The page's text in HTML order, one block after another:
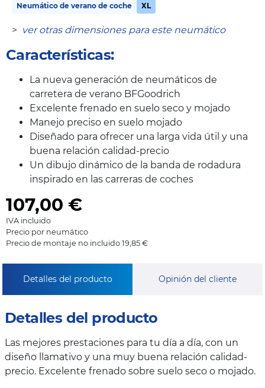
Neumático de verano de coche XL
> ver otras dimensiones para este neumático
Características:
La nueva generación de neumáticos de
carretera de verano BFGoodrich
Excelente frenado en suelo seco y mojado
Manejo preciso en suelo mojado
Diseñado para ofrecer una larga vida útil y una
buena relación calidad-precio
Un dibujo dinámico de la banda de rodadura
inspirado en las carreras de coches
107,00 €
IVA incluido
Precio por neumático
Precio de montaje no incluido 19,85 €
Detalles del producto Opinión del cliente
Detalles del producto
Las mejores prestaciones para tu día a día, con un
diseño llamativo y una muy buena relación calidad-
precio. Excelente frenado sobre suelo seco o mojado.